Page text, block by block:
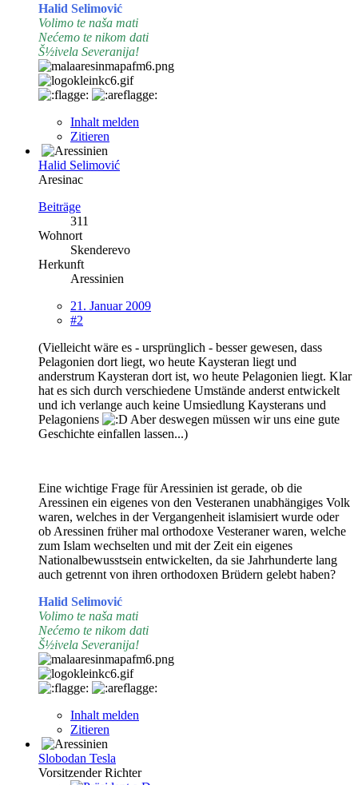
Halid Selimović
Volimo te naša mati
Nećemo te nikom dati
Š½ivela Severanija!
Inhalt melden
Zitieren
Halid Selimović
Aresinac
Beiträge
311
Wohnort
Skenderevo
Herkunft
Aressinien
21. Januar 2009
#2
(Vielleicht wäre es - ursprünglich - besser gewesen, dass
Pelagonien dort liegt, wo heute Kaysteran liegt und
anderstrum Kaysteran dort ist, wo heute Pelagonien liegt. Klar
hat es sich durch verschiedene Umstände anderst entwickelt
und ich verlange auch keine Umsiedlung Kaysterans und
Pelagoniens
Aber deswegen müssen wir uns eine gute
Geschichte einfallen lassen...)
Eine wichtige Frage für Aressinien ist gerade, ob die
Aressinen ein eigenes von den Vesteranen unabhängiges Volk
waren, welches in der Vergangenheit islamisiert wurde oder
ob Aressinen früher mal orthodoxe Vesteraner waren, welche
zum Islam wechselten und mit der Zeit ein eigenes
Nationalbewusstsein entwickelten, da sie Jahrhunderte lang
auch getrennt von ihren orthodoxen Brüdern gelebt haben?
Halid Selimović
Volimo te naša mati
Nećemo te nikom dati
Š½ivela Severanija!
Inhalt melden
Zitieren
Slobodan Tesla
Vorsitzender Richter